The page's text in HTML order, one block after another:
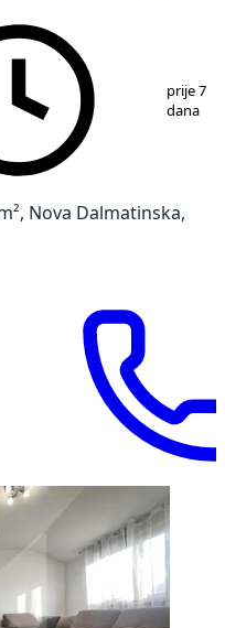
prije 7
dana
Nova Dalmatinska,